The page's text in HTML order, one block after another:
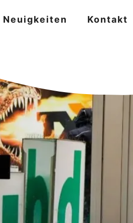
Neuigkeiten Kontakt